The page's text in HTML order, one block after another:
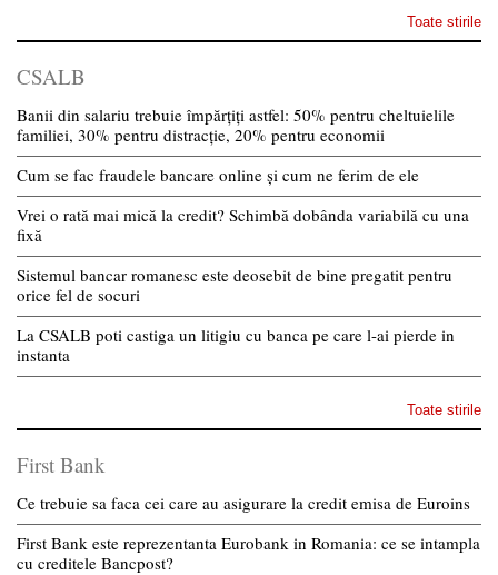
Toate stirile
CSALB
Banii din salariu trebuie împărțiți astfel: 50% pentru cheltuielile
familiei, 30% pentru distracție, 20% pentru economii
Cum se fac fraudele bancare online și cum ne ferim de ele
Vrei o rată mai mică la credit? Schimbă dobânda variabilă cu una
fixă
Sistemul bancar romanesc este deosebit de bine pregatit pentru
orice fel de socuri
La CSALB poti castiga un litigiu cu banca pe care l-ai pierde in
instanta
Toate stirile
First Bank
Ce trebuie sa faca cei care au asigurare la credit emisa de Euroins
First Bank este reprezentanta Eurobank in Romania: ce se intampla
cu creditele Bancpost?